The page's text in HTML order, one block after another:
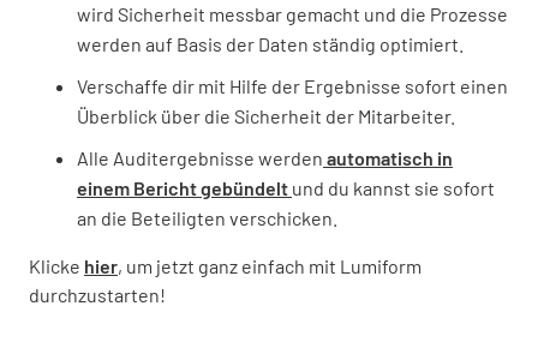
wird Sicherheit messbar gemacht und die Prozesse
werden auf Basis der Daten ständig optimiert.
Verschaffe dir mit Hilfe der Ergebnisse sofort einen
Überblick über die Sicherheit der Mitarbeiter.
Alle Auditergebnisse werden automatisch in
einem Bericht gebündelt und du kannst sie sofort
an die Beteiligten verschicken.
Klicke hier, um jetzt ganz einfach mit Lumiform
durchzustarten!